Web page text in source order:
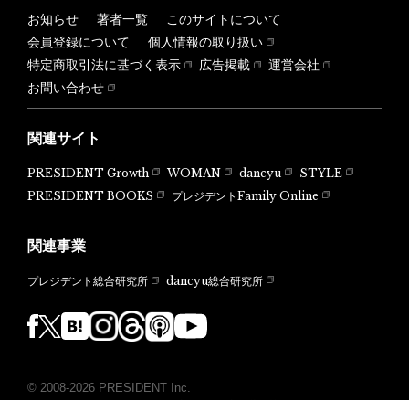
お知らせ 著者一覧
このサイトについて
会員登録について
個人情報の取り扱い
特定商取引法に基づく表示
広告掲載
運営会社
お問い合わせ
関連サイト
PRESIDENT Growth WOMAN dancyu
STYLE
PRESIDENT BOOKS
プレジデントFamily Online
関連事業
プレジデント総合研究所 dancyu総合研究所
© 2008-2026 PRESIDENT Inc.